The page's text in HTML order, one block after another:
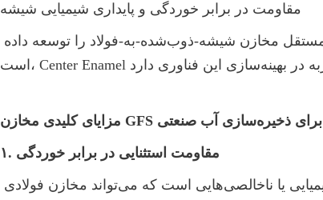
مقاومت در برابر خوردگی و پایداری شیمیایی شیشه
مزایای کلیدی مخازن GFS برای ذخیره‌سازی آب صنعتی
۱. مقاومت استثنایی در برابر خوردگی